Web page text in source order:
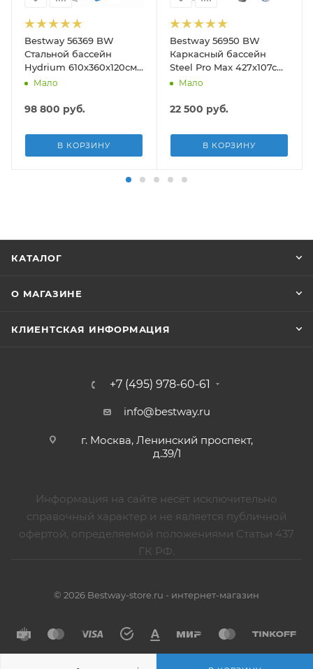
Bestway 56369 BW
Стальной бассейн
Hydrium 610х360х120см,
19929л, песч.фил.-нас
подст.
Мало
98 800 руб.
В КОРЗИНУ
Bestway 56950 BW
Каркасный бассейн
Steel Pro Max 427х107см,
13030л, фил.-насос
Мало
22 500 руб.
В КОРЗИНУ
КАТАЛОГ
О МАГАЗИНЕ
КЛИЕНТСКАЯ ИНФОРМАЦИЯ
+7 (495) 978-60-61
info@bestway.ru
г. Москва, Ленинский проспект,
д.39/1
Информация на сайте несёт исключительно
справочный характер и не является публичной
офертой, определяемой положениями Статьи 437
ГК РФ.
© 2026 Bestway-store.ru - интернет-магазин